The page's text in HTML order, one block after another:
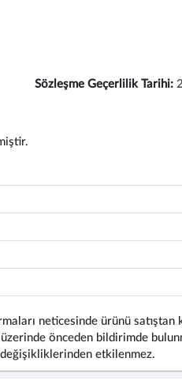
Sözleşme Geçerlilik Tarihi:
neticesinde ürünü satıştan
önceden bildirimde
etkilenmez.